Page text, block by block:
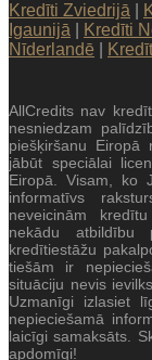
Kredīti Zviedrijā
Igaunijā
Kredīti
Nīderlandē
AllCredits nav
nesniedzam
piešķiršanu
jābūt speciālai
Eiropā. Visam, ko
informatīvs
neveicinām
nekādu
kredītiestāžu
tiešām ir
situāciju nevis
Uzmanīgi izlasiet
nepieciešamā
laicīgi samaksāts.
apdomīgi!